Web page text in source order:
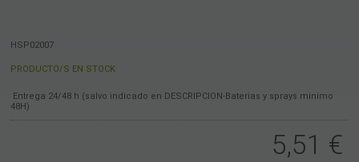
HSP02007
PRODUCTO/S EN STOCK
Entrega 24/48 h (salvo indicado en DESCRIPCION-Baterias y sprays minimo
48H)
5,51 €